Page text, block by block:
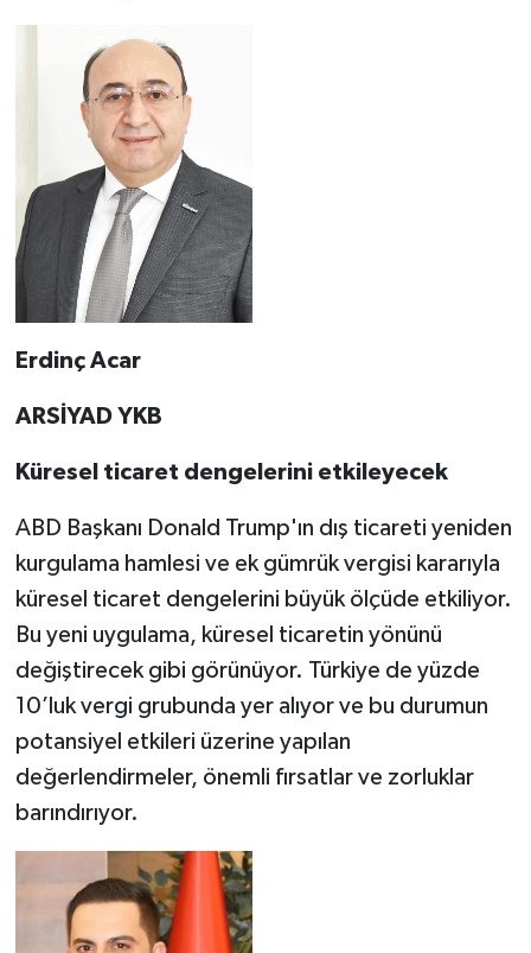
Erdinç Acar
ARSİYAD YKB
Küresel ticaret dengelerini etkileyecek
ABD Başkanı Donald Trump'ın dış ticareti yeniden
kurgulama hamlesi ve ek gümrük vergisi kararıyla
küresel ticaret dengelerini büyük ölçüde etkiliyor.
Bu yeni uygulama, küresel ticaretin yönünü
değiştirecek gibi görünüyor. Türkiye de yüzde
10’luk vergi grubunda yer alıyor ve bu durumun
potansiyel etkileri üzerine yapılan
değerlendirmeler, önemli fırsatlar ve zorluklar
barındırıyor.